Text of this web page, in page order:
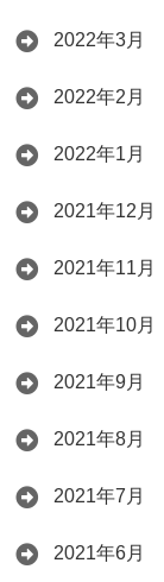
2022年3月
2022年2月
2022年1月
2021年12月
2021年11月
2021年10月
2021年9月
2021年8月
2021年7月
2021年6月